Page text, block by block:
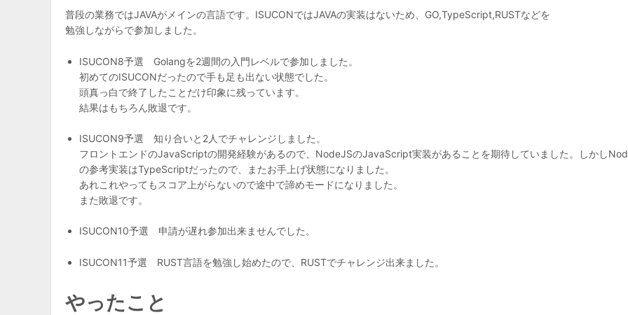
普段の業務ではJAVAがメインの言語です。ISUCONではJAVAの実装はないため、GO,TypeScript,RUSTなどを
勉強しながらで参加しました。
ISUCON8予選 Golangを2週間の入門レベルで参加しました。
初めてのISUCONだったので手も足も出ない状態でした。
頭真っ白で終了したことだけ印象に残っています。
結果はもちろん敗退です。
ISUCON9予選 知り合いと2人でチャレンジしました。
フロントエンドのJavaScriptの開発経験があるので、NodeJSのJavaScript実装があることを期待していました。しかし
の参考実装はTypeScriptだったので、またお手上げ状態になりました。
あれこれやってもスコア上がらないので途中で諦めモードになりました。
また敗退です。
ISUCON10予選 申請が遅れ参加出来ませんでした。
ISUCON11予選 RUST言語を勉強し始めたので、RUSTでチャレンジ出来ました。
やったこと